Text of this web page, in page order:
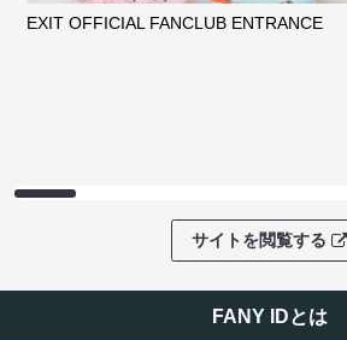
EXIT OFFICIAL FANCLUB ENTRANCE
サイトを閲覧する
FANY IDとは